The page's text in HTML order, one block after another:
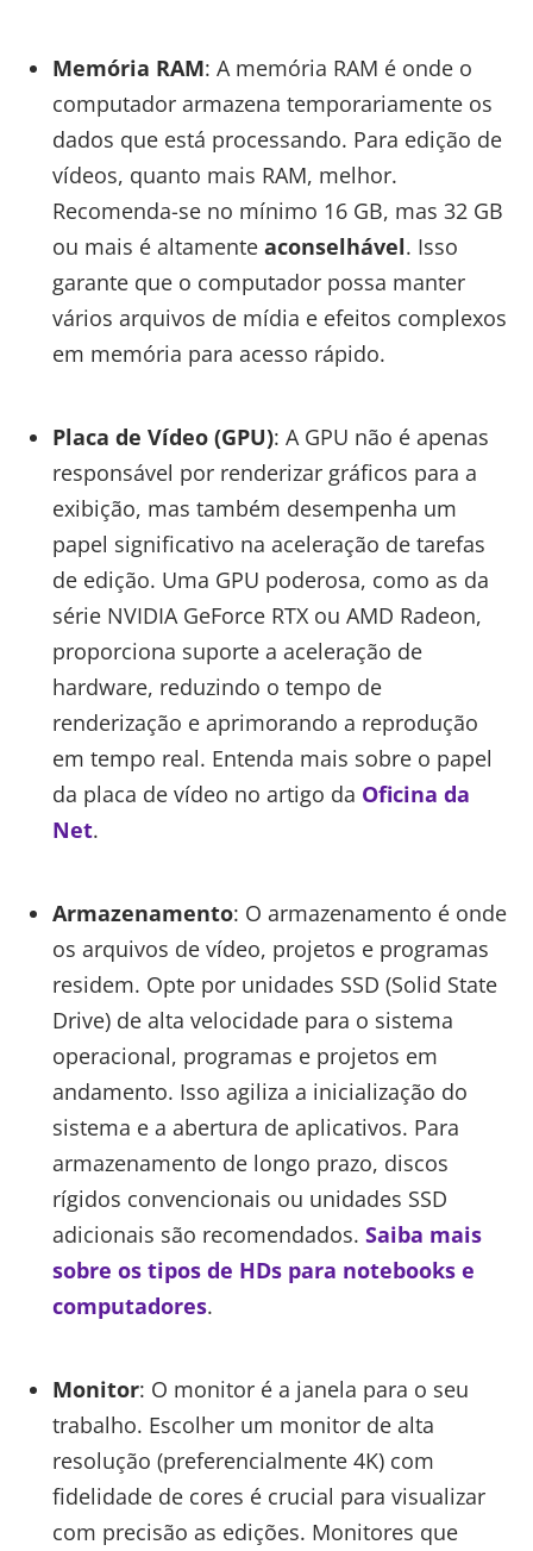
Memória RAM: A memória RAM é onde o
computador armazena temporariamente os
dados que está processando. Para edição de
vídeos, quanto mais RAM, melhor.
Recomenda-se no mínimo 16 GB, mas 32 GB
ou mais é altamente aconselhável. Isso
garante que o computador possa manter
vários arquivos de mídia e efeitos complexos
em memória para acesso rápido.
Placa de Vídeo (GPU): A GPU não é apenas
responsável por renderizar gráficos para a
exibição, mas também desempenha um
papel significativo na aceleração de tarefas
de edição. Uma GPU poderosa, como as da
série NVIDIA GeForce RTX ou AMD Radeon,
proporciona suporte a aceleração de
hardware, reduzindo o tempo de
renderização e aprimorando a reprodução
em tempo real. Entenda mais sobre o papel
da placa de vídeo no artigo da Oficina da
Net.
Armazenamento: O armazenamento é onde
os arquivos de vídeo, projetos e programas
residem. Opte por unidades SSD (Solid State
Drive) de alta velocidade para o sistema
operacional, programas e projetos em
andamento. Isso agiliza a inicialização do
sistema e a abertura de aplicativos. Para
armazenamento de longo prazo, discos
rígidos convencionais ou unidades SSD
adicionais são recomendados. Saiba mais
sobre os tipos de HDs para notebooks e
computadores.
Monitor: O monitor é a janela para o seu
trabalho. Escolher um monitor de alta
resolução (preferencialmente 4K) com
fidelidade de cores é crucial para visualizar
com precisão as edições. Monitores que